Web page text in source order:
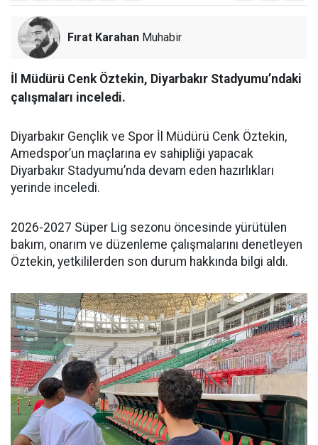
Fırat Karahan Muhabir
İl Müdürü Cenk Öztekin, Diyarbakır Stadyumu’ndaki
çalışmaları inceledi.
Diyarbakır Gençlik ve Spor İl Müdürü Cenk Öztekin,
Amedspor’un maçlarına ev sahipliği yapacak
Diyarbakır Stadyumu’nda devam eden hazırlıkları
yerinde inceledi.
2026-2027 Süper Lig sezonu öncesinde yürütülen
bakım, onarım ve düzenleme çalışmalarını denetleyen
Öztekin, yetkililerden son durum hakkında bilgi aldı.